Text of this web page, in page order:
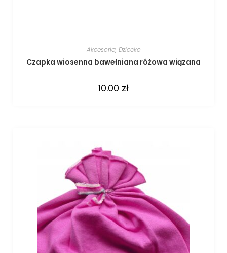
Akcesoria, Dziecko
Czapka wiosenna bawełniana różowa wiązana
10.00 zł